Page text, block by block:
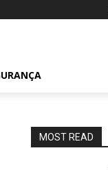
MOST READ